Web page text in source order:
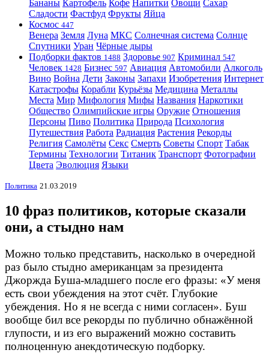
Бананы Картофель Кофе Напитки Овощи Сахар
Сладости Фастфуд Фрукты Яйца
Космос 447
Венера Земля Луна МКС Солнечная система Солнце
Спутники Уран Чёрные дыры
Подборки фактов 1488 Здоровье 907 Криминал 547
Человек 1428 Бизнес 597 Авиация Автомобили Алкоголь
Вино Война Дети Законы Запахи Изобретения Интернет
Катастрофы Корабли Курьёзы Медицина Металлы
Места Мир Мифология Мифы Названия Наркотики
Общество Олимпийские игры Оружие Отношения
Персоны Пиво Политика Природа Психология
Путешествия Работа Радиация Растения Рекорды
Религия Самолёты Секс Смерть Советы Спорт Табак
Термины Технологии Титаник Транспорт Фотографии
Цвета Эволюция Языки
Политика 21.03.2019
10 фраз политиков, которые сказали
они, а стыдно нам
Можно только представить, насколько в очередной
раз было стыдно американцам за президента
Джоржда Буша-младшего после его фразы: «У меня
есть свои убеждения на этот счёт. Глубокие
убеждения. Но я не всегда с ними согласен». Буш
вообще бил все рекорды по публично обнажённой
глупости, и из его выражений можно составить
полноценную анекдотическую подборку.